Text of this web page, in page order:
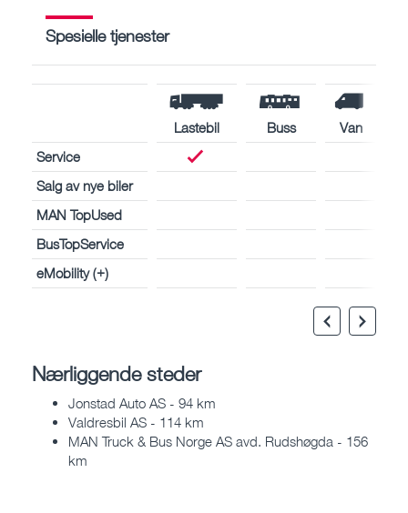
Spesielle tjenester
Lastebil Buss
Van
Service
Salg av nye biler
MAN TopUsed
BusTopService
eMobility (+)
Nærliggende steder
Jonstad Auto AS - 94 km
Valdresbil AS - 114 km
MAN Truck & Bus Norge AS avd. Rudshøgda - 156
km